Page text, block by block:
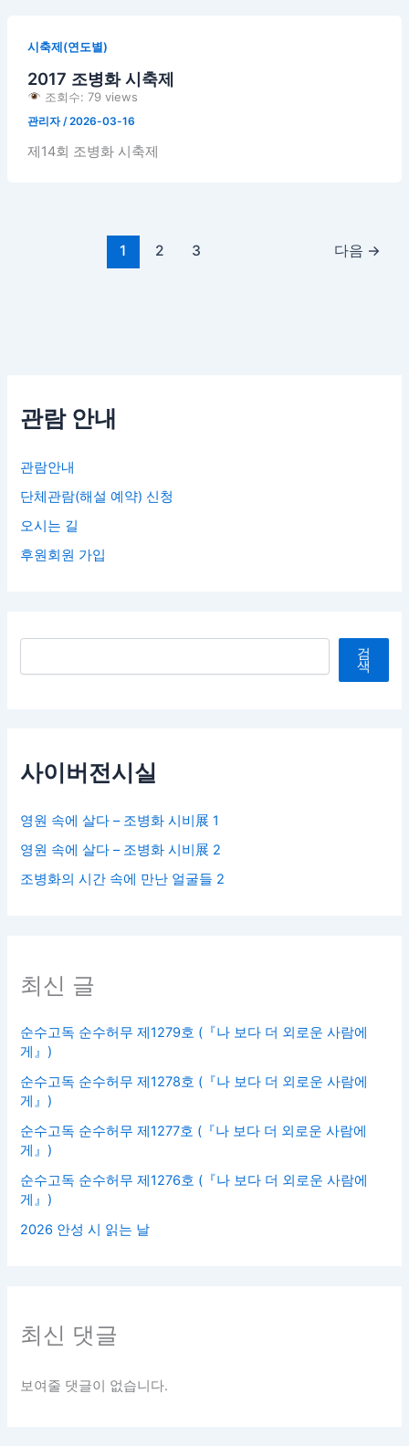
시축제(연도별)
2017 조병화 시축제
조회수: 79 views
관리자/2026-03-16
제14회 조병화 시축제
1 2 3 다음 →
관람 안내
관람안내
단체관람(해설 예약) 신청
오시는 길
후원회원 가입
검색 검
색
사이버전시실
영원 속에 살다 – 조병화 시비展 1
영원 속에 살다 – 조병화 시비展 2
조병화의 시간 속에 만난 얼굴들 2
최신 글
순수고독 순수허무 제1279호 (『나 보다 더 외로운 사람에
게』)
순수고독 순수허무 제1278호 (『나 보다 더 외로운 사람에
게』)
순수고독 순수허무 제1277호 (『나 보다 더 외로운 사람에
게』)
순수고독 순수허무 제1276호 (『나 보다 더 외로운 사람에
게』)
2026 안성 시 읽는 날
최신 댓글
보여줄 댓글이 없습니다.